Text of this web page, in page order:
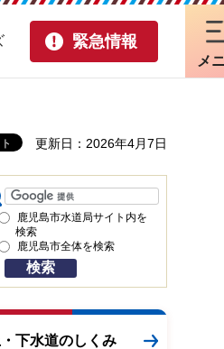
緊急情報
メ
更新日：2026年4月7日
鹿児島市水道局サイト内を
検索
鹿児島市全体を検索
・下水道のしくみ